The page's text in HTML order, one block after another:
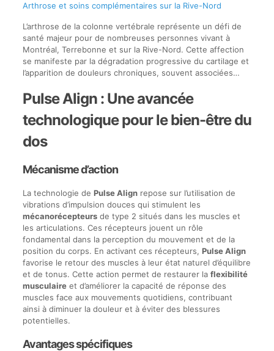
Arthrose et soins complémentaires sur la Rive-Nord
L’arthrose de la colonne vertébrale représente un défi de
santé majeur pour de nombreuses personnes vivant à
Montréal, Terrebonne et sur la Rive-Nord. Cette affection
se manifeste par la dégradation progressive du cartilage et
l’apparition de douleurs chroniques, souvent associées…
Pulse Align : Une avancée
technologique pour le bien-être du
dos
Mécanisme d’action
La technologie de Pulse Alignrepose sur l’utilisation de
vibrations d’impulsion douces qui stimulent les
mécanorécepteursde type 2 situés dans les muscles et
les articulations. Ces récepteurs jouent un rôle
fondamental dans la perception du mouvement et de la
position du corps. En activant ces récepteurs, Pulse Align
favorise le retour des muscles à leur état naturel d’équilibre
et de tonus. Cette action permet de restaurer la flexibilité
musculaireet d’améliorer la capacité de réponse des
muscles face aux mouvements quotidiens, contribuant
ainsi à diminuer la douleur et à éviter des blessures
potentielles.
Avantages spécifiques